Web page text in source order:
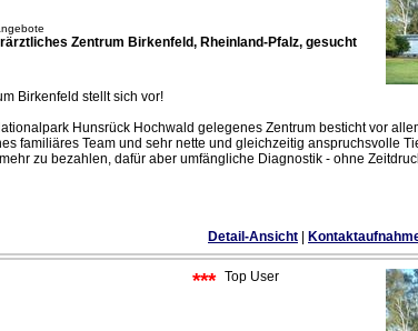
Zentrum Birkenfeld, Rheinland-Pfalz, gesucht
Birkenfeld stellt sich vor!
Hunsrück Hochwald gelegenes Zentrum besticht vor
familiäres Team und sehr nette und gleichzeitig anspruchsvolle
zu bezahlen, dafür aber umfängliche Diagnostik - ohne
Detail-Ansicht
*** Top User